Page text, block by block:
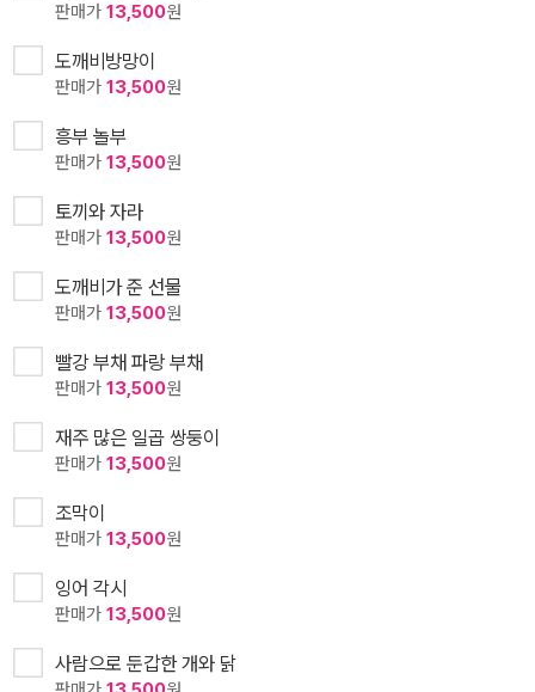
판매가 13,500원
도깨비방망이
판매가 13,500원
흥부 놀부
판매가 13,500원
토끼와 자라
판매가 13,500원
도깨비가 준 선물
판매가 13,500원
빨강 부채 파랑 부채
판매가 13,500원
재주 많은 일곱 쌍둥이
판매가 13,500원
조막이
판매가 13,500원
잉어 각시
판매가 13,500원
사람으로 둔갑한 개와 닭